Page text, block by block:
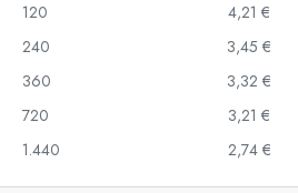
120
4,21 €
240
3,45 €
360
3,32 €
720
3,21 €
1.440
2,74 €